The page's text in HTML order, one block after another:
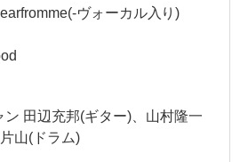
ヴォーカル入り)
田辺充邦(ギター)、山村隆一
山(ドラム)